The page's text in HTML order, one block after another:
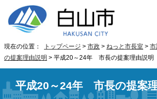
現在の位置： トップページ > 市政 > ねっと市長室 > 市
の提案理由説明 > 平成20～24年 市長の提案理由説明
平成20～24年 市長の提案